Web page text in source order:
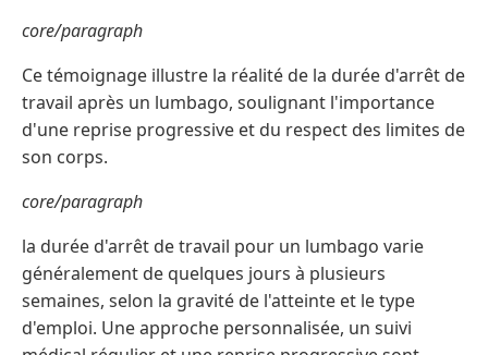
core/paragraph
Ce témoignage illustre la réalité de la durée d'arrêt de
travail après un lumbago, soulignant l'importance
d'une reprise progressive et du respect des limites de
son corps.
core/paragraph
la durée d'arrêt de travail pour un lumbago varie
généralement de quelques jours à plusieurs
semaines, selon la gravité de l'atteinte et le type
d'emploi. Une approche personnalisée, un suivi